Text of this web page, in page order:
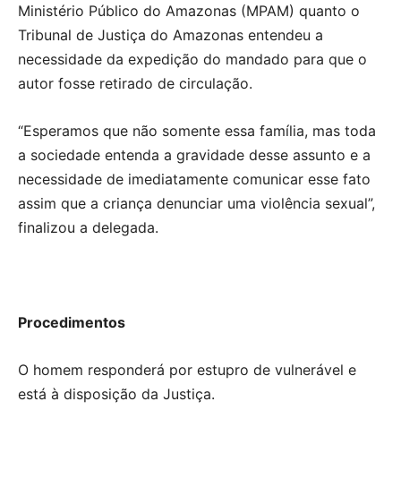
Ministério Público do Amazonas (MPAM) quanto o
Tribunal de Justiça do Amazonas entendeu a
necessidade da expedição do mandado para que o
autor fosse retirado de circulação.
“Esperamos que não somente essa família, mas toda
a sociedade entenda a gravidade desse assunto e a
necessidade de imediatamente comunicar esse fato
assim que a criança denunciar uma violência sexual”,
finalizou a delegada.
Procedimentos
O homem responderá por estupro de vulnerável e
está à disposição da Justiça.